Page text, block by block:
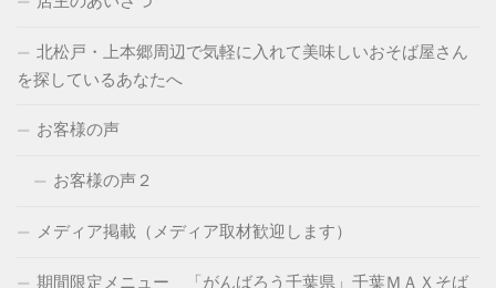
北松戸・上本郷周辺で気軽に入れて美味しいおそば屋さん
を探しているあなたへ
お客様の声
お客様の声２
メディア掲載（メディア取材歓迎します）
期間限定メニュー 「がんばろう千葉県」千葉ＭＡＸそば